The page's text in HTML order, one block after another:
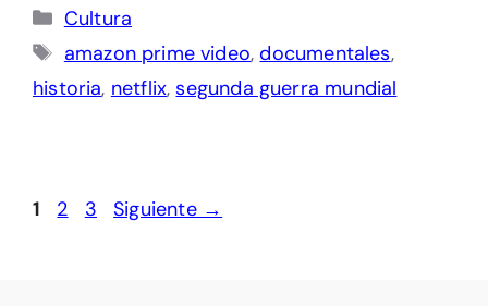
Categorías
Cultura
Etiquetas
amazon prime video,documentales,
historia, netflix,segunda guerra mundial
Página
1 Página
2 Página
3 Siguiente →